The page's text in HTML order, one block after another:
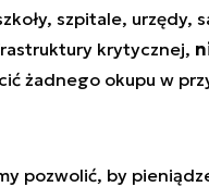
szpitale, urzędy,
krytycznej,
żadnego okupu w
pozwolić, by